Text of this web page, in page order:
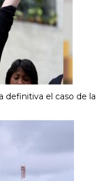
definitiva el caso de la